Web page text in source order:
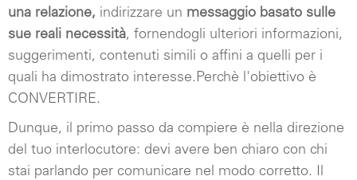
una relazione, indirizzare un messaggio basato sulle
sue reali necessità, fornendogli ulteriori informazioni,
suggerimenti, contenuti simili o affini a quelli per i
quali ha dimostrato interesse.Perchè l'obiettivo è
CONVERTIRE.
Dunque, il primo passo da compiere è nella direzione
del tuo interlocutore: devi avere ben chiaro con chi
stai parlando per comunicare nel modo corretto. Il